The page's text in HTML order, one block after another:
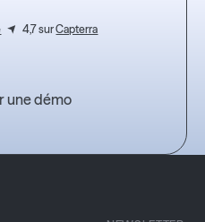
4,7 surCapterra
une démo